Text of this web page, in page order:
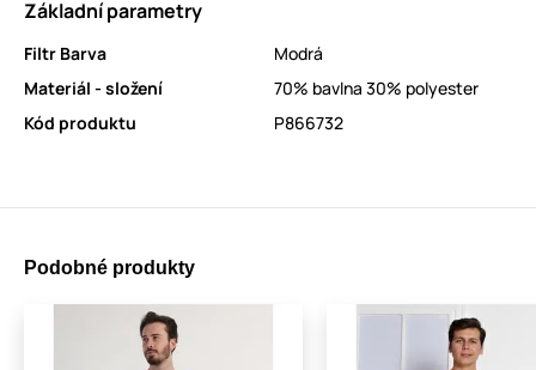
Základní parametry
Filtr Barva
Modrá
Materiál - složení
70% bavlna 30% polyester
Kód produktu
P866732
Podobné produkty